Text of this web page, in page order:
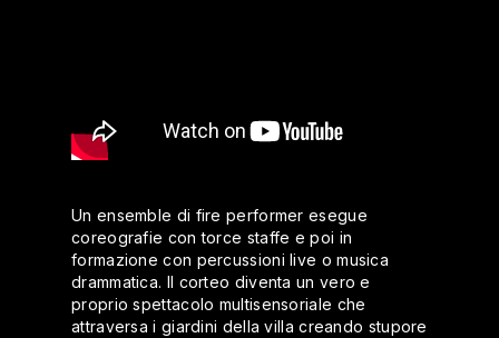
Un ensemble di fire performer esegue
coreografie con torce staffe e poi in
formazione con percussioni live o musica
drammatica. Il corteo diventa un vero e
proprio spettacolo multisensoriale che
attraversa i giardini della villa creando stupore